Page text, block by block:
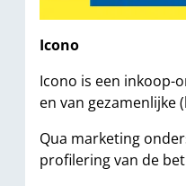
Icono
Icono is een inkoop-
en van gezamenlijke
Qua marketing
profilering van de